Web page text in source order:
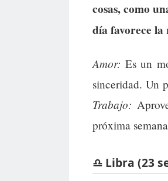
cosas, como
día favorece
Amor: Es un
sinceridad. Un
Trabajo:
próxima
♎ Libra (23